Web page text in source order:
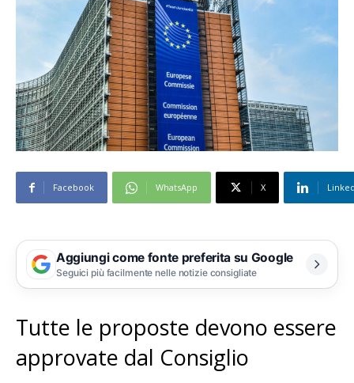
Facebook WhatsApp X
Aggiungi come fonte preferita su Google
Seguici più facilmente nelle notizie consigliate
Tutte le proposte devono essere
approvate dal Consiglio